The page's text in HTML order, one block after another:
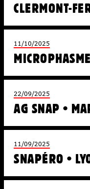
CLERMONT-
11/10/2025
22/09/2025
AG SNAP •
11/09/2025
SNAPÉRO •